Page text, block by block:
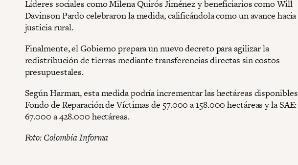
Líderes sociales como Milena Quirós Jiménez y beneficiarios como Will
Davinson Pardo celebraron la medida, calificándola como un avance hacia
justicia rural.
Finalmente, el Gobierno prepara un nuevo decreto para agilizar la
redistribución de tierras mediante transferencias directas sin costos
presupuestales.
Según Harman, esta medida podría incrementar las hectáreas
Fondo de Reparación de Víctimas de 57.000 a 158.000 hectáreas y la
67.000 a 428.000 hectáreas.
Foto: Colombia Informa